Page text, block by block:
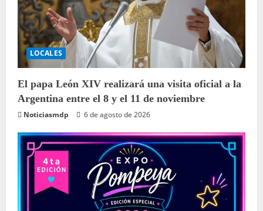
LOCALES
El papa León XIV realizará una visita oficial a la
Argentina entre el 8 y el 11 de noviembre
Noticiasmdp 6 de agosto de 2026